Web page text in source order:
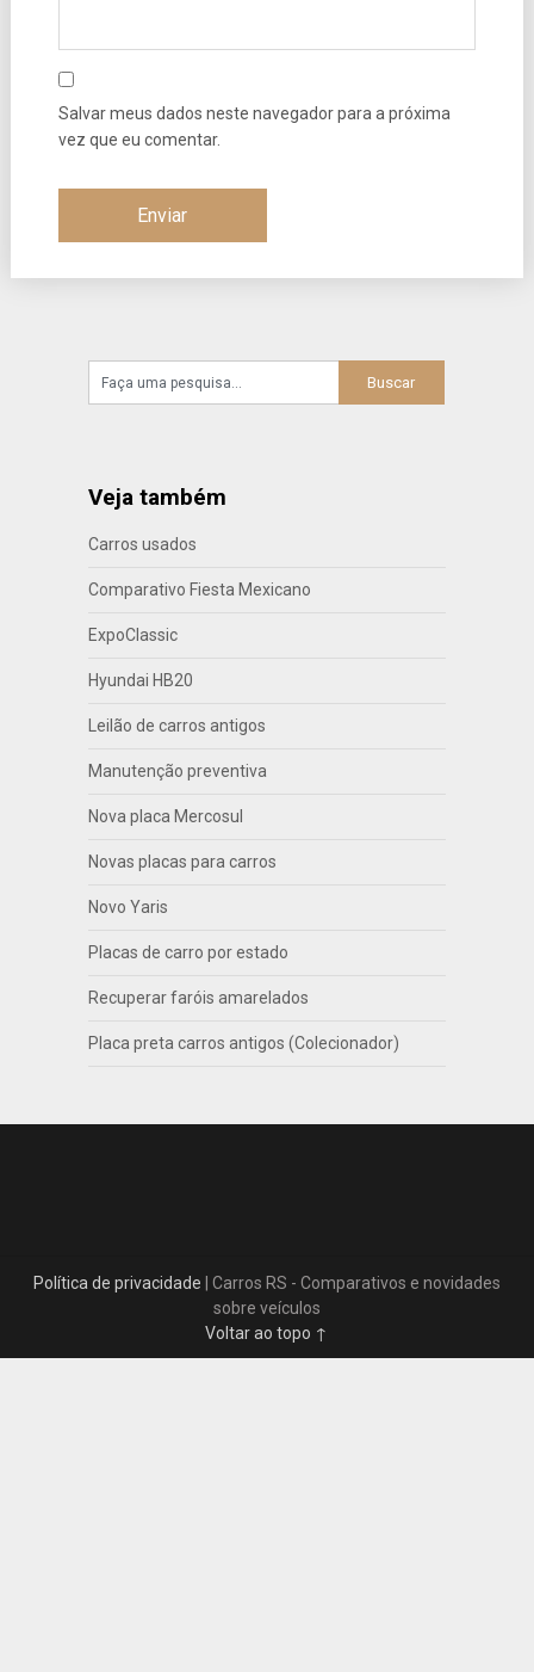
Salvar meus dados neste navegador para a próxima
vez que eu comentar.
Veja também
Carros usados
Comparativo Fiesta Mexicano
ExpoClassic
Hyundai HB20
Leilão de carros antigos
Manutenção preventiva
Nova placa Mercosul
Novas placas para carros
Novo Yaris
Placas de carro por estado
Recuperar faróis amarelados
Placa preta carros antigos (Colecionador)
Política de privacidade | Carros RS - Comparativos e novidades
sobre veículos
Voltar ao topo ↑